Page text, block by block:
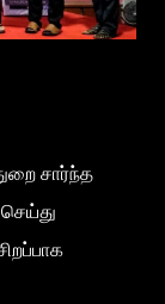
சார்ந்த